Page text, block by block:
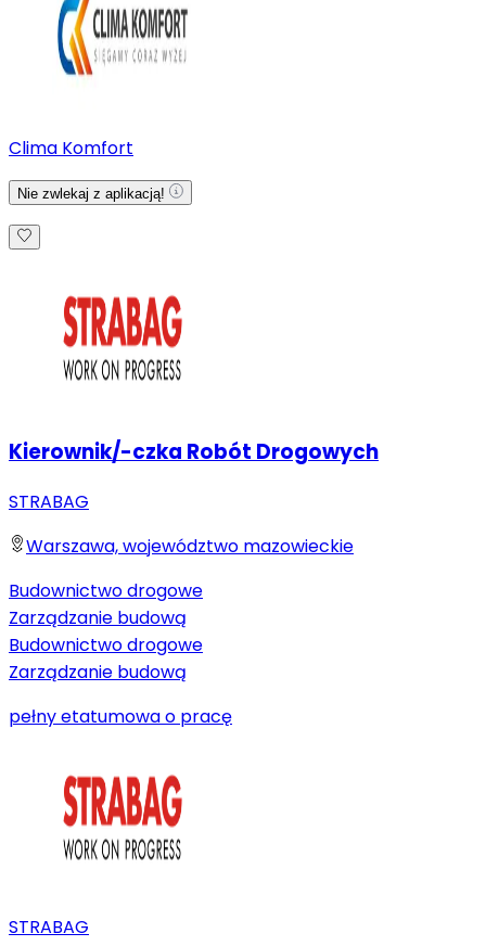
Clima Komfort
Nie zwlekaj z aplikacją!
Kierownik/-czka Robót Drogowych
STRABAG
Warszawa, województwo mazowieckie
Budownictwo drogowe
Zarządzanie budową
Budownictwo drogowe
Zarządzanie budową
pełny etatumowa o pracę
STRABAG